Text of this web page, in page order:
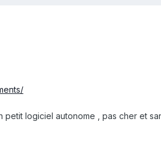
logiciel autonome , pas cher et